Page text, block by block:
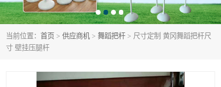
当前位置： 首页 > 供应商机 > 舞蹈把杆 > 尺寸定制 黄冈舞蹈把杆尺
寸 壁挂压腿杆
300米障碍器材 攀爬架
塑胶跑道 400米障碍器材1